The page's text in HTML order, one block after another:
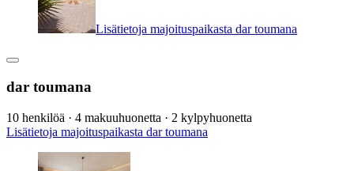
Lisätietoja majoituspaikasta dar toumana
dar toumana
10 henkilöä · 4 makuuhuonetta · 2 kylpyhuonetta
Lisätietoja majoituspaikasta dar toumana